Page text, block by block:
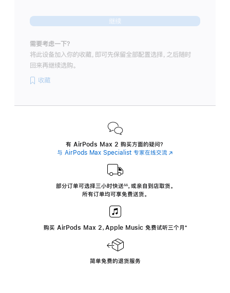
继续
需要考虑一下？
将此设备加入你的收藏，即可先保留全部配置选择，之后随时
回来再继续选购。
收藏
有 AirPods Max 2 购买方面的疑问？
与 AirPods Max Specialist 专家在线交流(在
中
部分订单可选择三小时快送∆∆， 或亲自到店取货。
所有订单均可享免费送货。
购买 AirPods Max 2，Apple Music 免费试听三个月 ‍脚
‍⁺
简单免费的退货服务